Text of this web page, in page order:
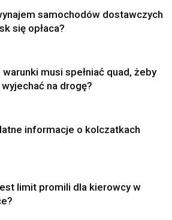
samochodów dostawczych
się opłaca?
musi spełniać quad, żeby
wyjechać na drogę?
informacje o kolczatkach
limit promili dla kierowcy w